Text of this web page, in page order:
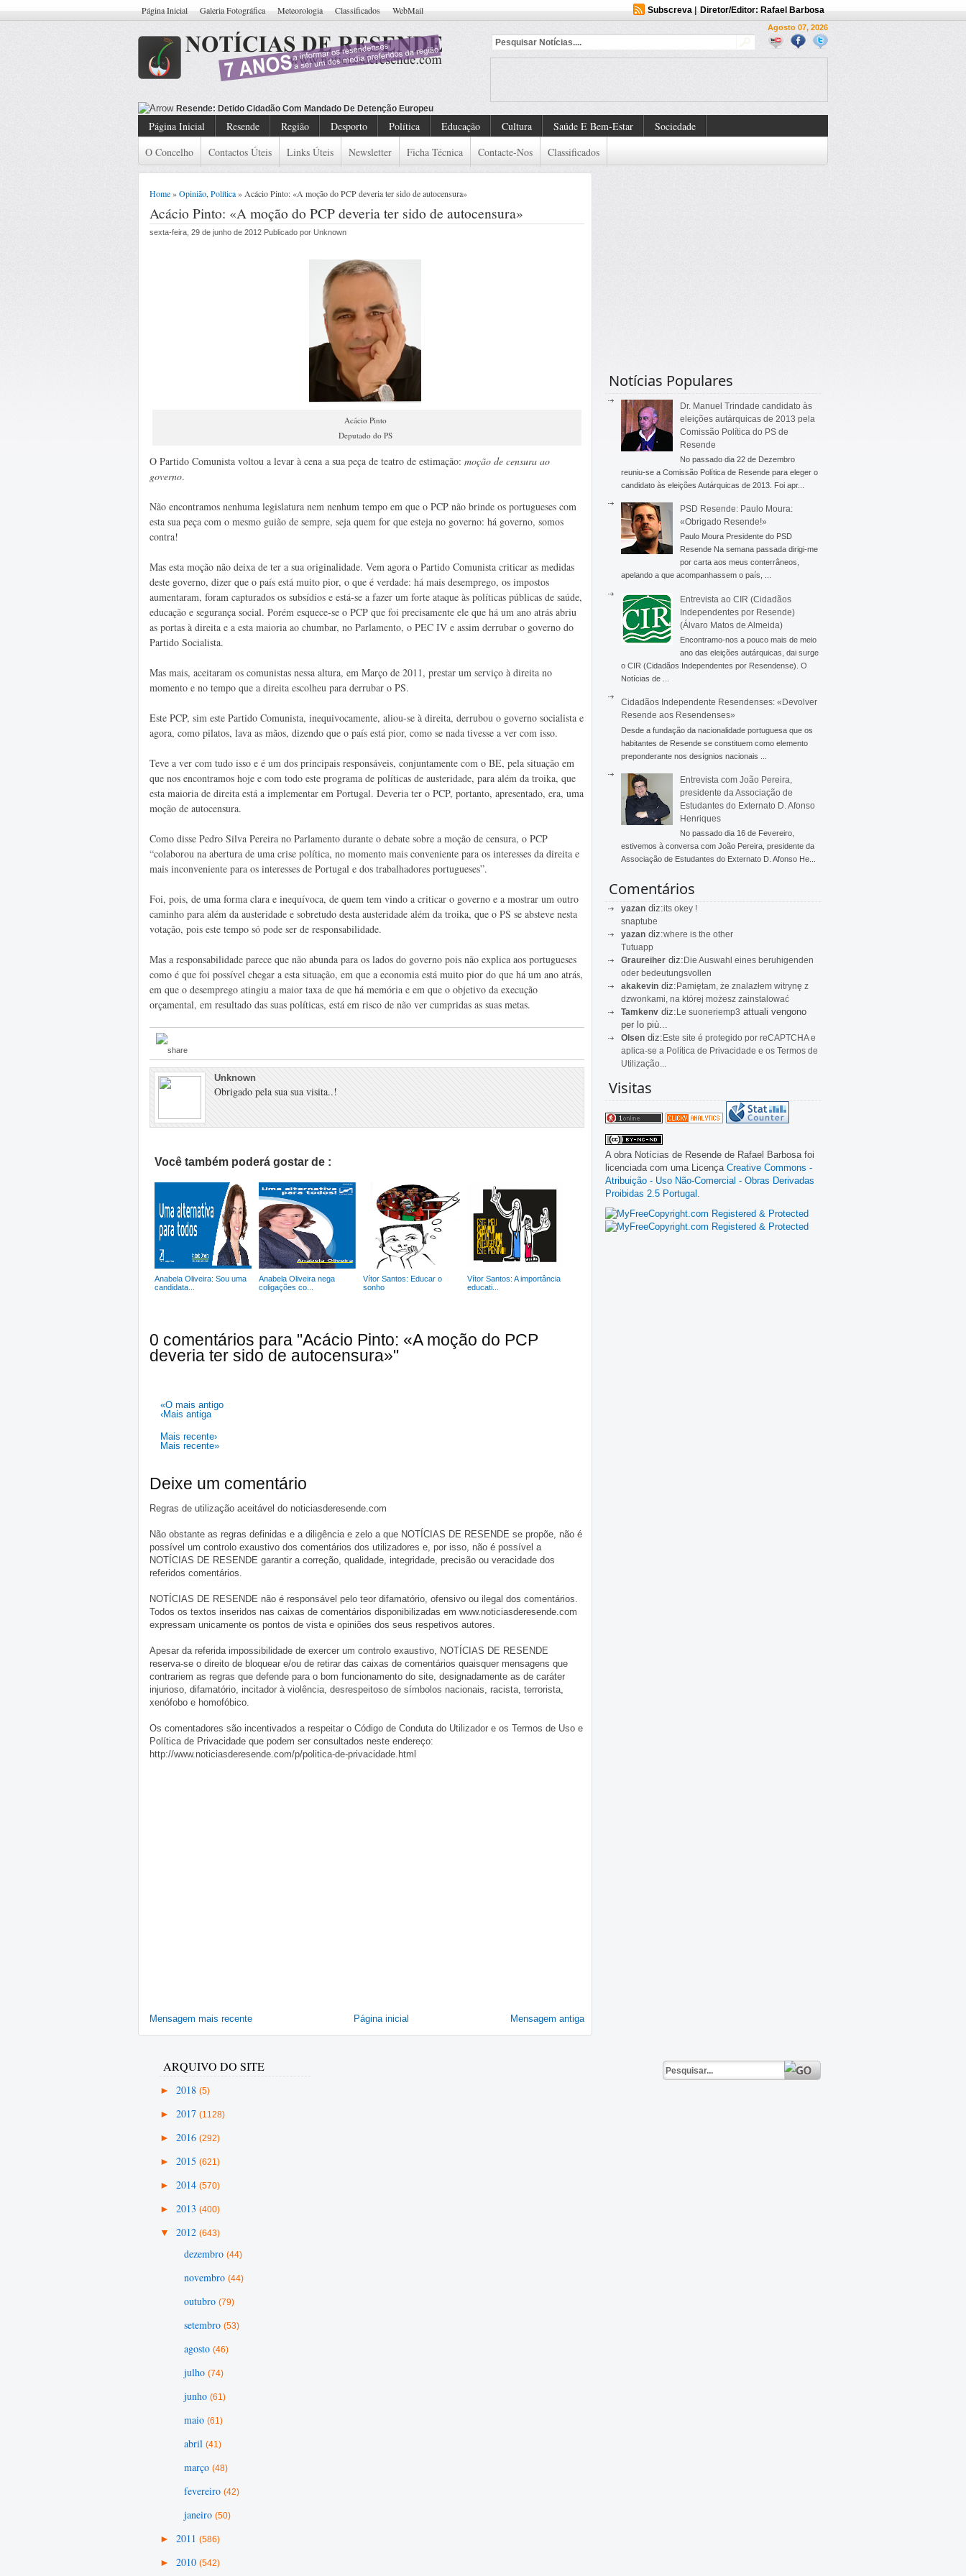
Página Inicial Galeria Fotográfica Meteorologia Classificados WebMail Subscreva| Diretor/Editor: Rafael Barbosa
Agosto 07, 2026
Resende: Detido Cidadão Com Mandado De Detenção Europeu
Página Inicial Resende Região Desporto Política Educação Cultura Saúde E Bem-Estar
Sociedade
O Concelho
Contactos Úteis Links Úteis Newsletter Ficha Técnica Contacte-Nos Classificados
Home»Opinião Política» Acácio Pinto: «A moção do PCP deveria ter sido de autocensura»
Acácio Pinto: «A moção do PCP deveria ter sido de autocensura»
sexta-feira, 29 de junho de 2012 Publicado por Unknown
Acácio Pinto
Deputado do PS
O Partido Comunista voltou a levar à cena a sua peça de teatro de estimação: moção de censura ao
governo.
Não encontramos nenhuma legislatura nem nenhum tempo em que o PCP não brinde os portugueses com
esta sua peça com o mesmo guião de sempre, seja quem for que esteja no governo: há governo, somos
contra!
Mas esta moção não deixa de ter a sua originalidade. Vem agora o Partido Comunista criticar as medidas
deste governo, dizer que o país está muito pior, o que é verdade: há mais desemprego, os impostos
aumentaram, foram capturados os subsídios e está-se a fazer um forte ataque às políticas públicas de saúde,
educação e segurança social. Porém esquece-se o PCP que foi precisamente ele que há um ano atrás abriu
as portas à direita e a esta maioria ao chumbar, no Parlamento, o PEC IV e assim derrubar o governo do
Partido Socialista.
Mas mais, aceitaram os comunistas nessa altura, em Março de 2011, prestar um serviço à direita no
momento e no tempo que a direita escolheu para derrubar o PS.
Este PCP, sim este Partido Comunista, inequivocamente, aliou-se à direita, derrubou o governo socialista e
agora, como pilatos, lava as mãos, dizendo que o país está pior, como se nada tivesse a ver com isso.
Teve a ver com tudo isso e é um dos principais responsáveis, conjuntamente com o BE, pela situação em
que nos encontramos hoje e com todo este programa de políticas de austeridade, para além da troika, que
esta maioria de direita está a implementar em Portugal. Deveria ter o PCP, portanto, apresentado, era, uma
moção de autocensura.
Como disse Pedro Silva Pereira no Parlamento durante o debate sobre a moção de censura, o PCP
“colaborou na abertura de uma crise política, no momento mais conveniente para os interesses da direita e
mais inconveniente para os interesses de Portugal e dos trabalhadores portugueses”.
Foi, pois, de uma forma clara e inequívoca, de quem tem vindo a criticar o governo e a mostrar um outro
caminho para além da austeridade e sobretudo desta austeridade além da troika, que o PS se absteve nesta
votação, pois este tempo só pode ser de responsabilidade.
Mas a responsabilidade parece que não abunda para os lados do governo pois não explica aos portugueses
como é que foi possível chegar a esta situação, em que a economia está muito pior do que há um ano atrás,
em que o desemprego atingiu a maior taxa de que há memória e em que o objetivo da execução
orçamental, em resultado das suas políticas, está em risco de não ver cumpridas as suas metas.
Unknown
Obrigado pela sua sua visita..!
Você também poderá gostar de :
Anabela Oliveira: Sou uma
candidata...
Anabela Oliveira nega
coligações co...
Vítor Santos: Educar o
sonho
Vítor Santos: A importância
educati...
0 comentários para "Acácio Pinto: «A moção do PCP
deveria ter sido de autocensura»"
«O mais antigo
‹Mais antiga
Mais recente›
Mais recente»
Deixe um comentário
Regras de utilização aceitável do noticiasderesende.com
Não obstante as regras definidas e a diligência e zelo a que NOTÍCIAS DE RESENDE se propõe, não é
possível um controlo exaustivo dos comentários dos utilizadores e, por isso, não é possível a
NOTÍCIAS DE RESENDE garantir a correção, qualidade, integridade, precisão ou veracidade dos
referidos comentários.
NOTÍCIAS DE RESENDE não é responsável pelo teor difamatório, ofensivo ou ilegal dos comentários.
Todos os textos inseridos nas caixas de comentários disponibilizadas em www.noticiasderesende.com
expressam unicamente os pontos de vista e opiniões dos seus respetivos autores.
Apesar da referida impossibilidade de exercer um controlo exaustivo, NOTÍCIAS DE RESENDE
reserva-se o direito de bloquear e/ou de retirar das caixas de comentários quaisquer mensagens que
contrariem as regras que defende para o bom funcionamento do site, designadamente as de caráter
injurioso, difamatório, incitador à violência, desrespeitoso de símbolos nacionais, racista, terrorista,
xenófobo e homofóbico.
Os comentadores são incentivados a respeitar o Código de Conduta do Utilizador e os Termos de Uso e
Política de Privacidade que podem ser consultados neste endereço:
http://www.noticiasderesende.com/p/politica-de-privacidade.html
Mensagem mais recente Mensagem antiga
Página inicial
Notícias Populares
Dr. Manuel Trindade candidato às
eleições autárquicas de 2013 pela
Comissão Política do PS de
Resende
No passado dia 22 de Dezembro
reuniu-se a Comissão Política de Resende para eleger o
candidato às eleições Autárquicas de 2013. Foi apr...
PSD Resende: Paulo Moura:
«Obrigado Resende!»
Paulo Moura Presidente do PSD
Resende Na semana passada dirigi-me
por carta aos meus conterrâneos,
apelando a que acompanhassem o país, ...
Entrevista ao CIR (Cidadãos
Independentes por Resende)
(Álvaro Matos de Almeida)
Encontramo-nos a pouco mais de meio
ano das eleições autárquicas, dai surge
o CIR (Cidadãos Independentes por Resendense). O
Notícias de ...
Cidadãos Independente Resendenses: «Devolver
Resende aos Resendenses»
Desde a fundação da nacionalidade portuguesa que os
habitantes de Resende se constituem como elemento
preponderante nos desígnios nacionais ...
Entrevista com João Pereira,
presidente da Associação de
Estudantes do Externato D. Afonso
Henriques
No passado dia 16 de Fevereiro,
estivemos à conversa com João Pereira, presidente da
Associação de Estudantes do Externato D. Afonso He...
Comentários
yazan diz:its okey !
snaptube
yazan diz:where is the other
Tutuapp
Graureiher diz:Die Auswahl eines beruhigenden
oder bedeutungsvollen
akakevin diz:Pamiętam, że znalazłem witrynę z
dzwonkami, na której możesz zainstalować
Tamkenv diz:Le suoneriemp3 attuali vengono
per lo più...
Olsen diz:Este site é protegido por reCAPTCHA e
aplica-se a Política de Privacidade e os Termos de
Utilização...
Visitas
A obra Notícias de Resende de Rafael Barbosa foi
licenciada com uma Licença Creative Commons -
Atribuição - Uso Não-Comercial - Obras Derivadas
Proibidas 2.5 Portugal
ARQUIVO DO SITE
► 2018 (5)
► 2017 (1128)
► 2016 (292)
► 2015 (621)
► 2014 (570)
► 2013 (400)
▼ 2012 (643)
dezembro (44)
novembro (44)
outubro (79)
setembro (53)
agosto (46)
julho (74)
junho (61)
maio (61)
abril (41)
março (48)
fevereiro (42)
janeiro (50)
► 2011 (586)
► 2010 (542)